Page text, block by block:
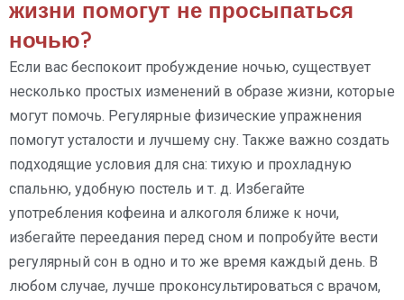
жизни помогут не просыпаться
ночью?
Если вас беспокоит пробуждение ночью, существует
несколько простых изменений в образе жизни, которые
могут помочь. Регулярные физические упражнения
помогут усталости и лучшему сну. Также важно создать
подходящие условия для сна: тихую и прохладную
спальню, удобную постель и т. д. Избегайте
употребления кофеина и алкоголя ближе к ночи,
избегайте переедания перед сном и попробуйте вести
регулярный сон в одно и то же время каждый день. В
любом случае, лучше проконсультироваться с врачом,